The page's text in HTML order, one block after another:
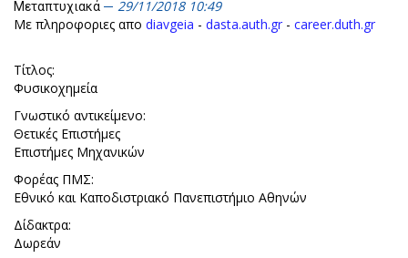
Μεταπτυχιακά
29/11/2018 10:49
Με πληροφοριες απο diavgeia - dasta.auth.gr - career.duth.gr
Τίτλος:
Φυσικοχημεία
Γνωστικό αντικείμενο:
Θετικές Επιστήμες
Επιστήμες Μηχανικών
Φορέας ΠΜΣ:
Εθνικό και Καποδιστριακό Πανεπιστήμιο Αθηνών
Δίδακτρα:
Δωρεάν